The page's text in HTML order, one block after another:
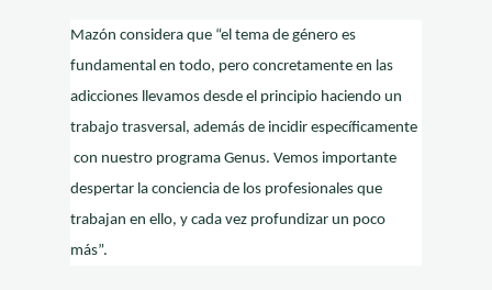
Mazón considera que “el tema de género es
fundamental en todo, pero concretamente en las
adicciones llevamos desde el principio haciendo un
trabajo trasversal, además de incidir específicamente
con nuestro programa Genus. Vemos importante
despertar la conciencia de los profesionales que
trabajan en ello, y cada vez profundizar un poco
más”.